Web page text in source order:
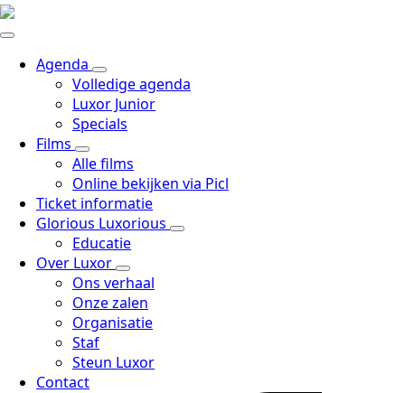
Agenda
Volledige agenda
Luxor Junior
Specials
Films
Alle films
Online bekijken via Picl
Ticket informatie
Glorious Luxorious
Educatie
Over Luxor
Ons verhaal
Onze zalen
Organisatie
Staf
Steun Luxor
Contact